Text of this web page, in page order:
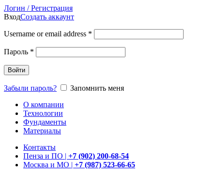
Логин / Регистрация
ВходСоздать аккаунт
Username or email address *
Пароль *
Войти
Забыли пароль?
Запомнить меня
О компании
Технологии
Фундаменты
Материалы
Контакты
Пенза и ПО | +7 (902) 200-68-54
Москва и МО | +7 (987) 523-66-65